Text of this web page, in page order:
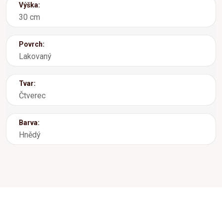
Výška:
30 cm
Povrch:
Lakovaný
Tvar:
Čtverec
Barva:
Hnědý